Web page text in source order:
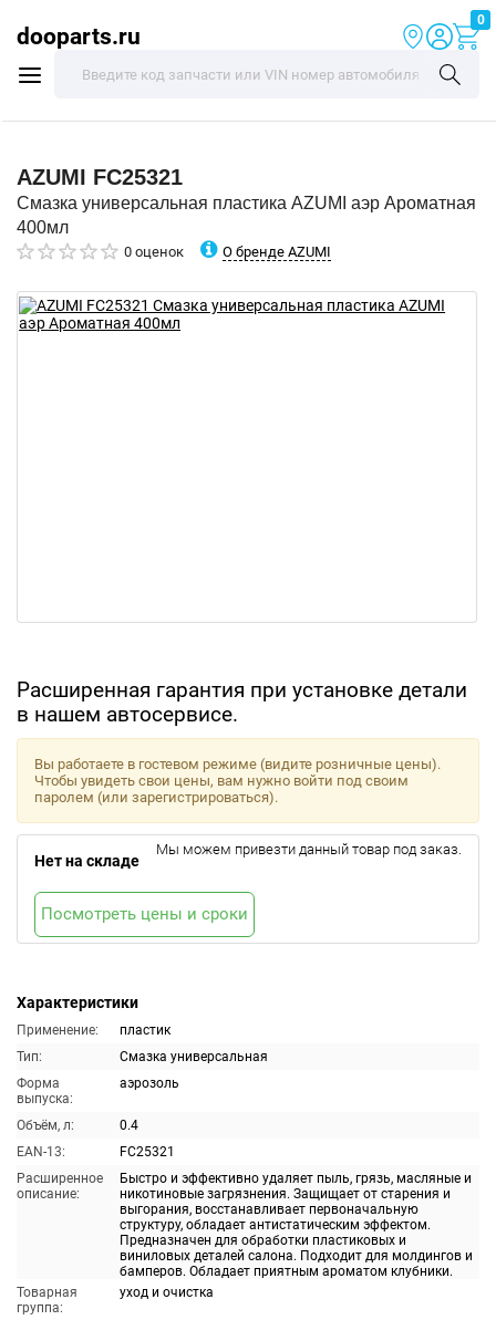
dooparts.ru
0
AZUMI FC25321
Смазка универсальная пластика AZUMI аэр Ароматная
400мл
0 оценок О бренде AZUMI
Расширенная гарантия при установке детали
в нашем автосервисе.
Характеристики
Применение:
пластик
Тип:
Смазка универсальная
Форма
выпуска:
аэрозоль
Объём, л:
0.4
EAN-13:
FC25321
Расширенное
описание:
Быстро и эффективно удаляет пыль, грязь, масляные и
никотиновые загрязнения. Защищает от старения и
выгорания, восстанавливает первоначальную
структуру, обладает антистатическим эффектом.
Предназначен для обработки пластиковых и
виниловых деталей салона. Подходит для молдингов и
бамперов. Обладает приятным ароматом клубники.
Товарная
группа:
уход и очистка
Вы работаете в гостевом режиме (видите розничные цены).
Чтобы увидеть свои цены, вам нужно войти под своим
паролем (или зарегистрироваться).
Нет на складе
Мы можем привезти данный товар под заказ.
Посмотреть цены и сроки